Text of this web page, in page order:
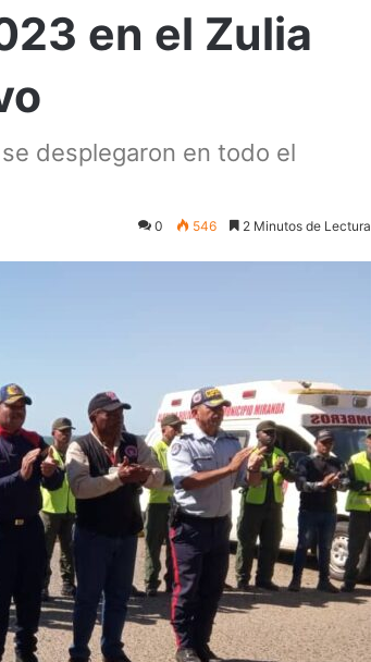
en el Zulia
desplegaron en todo el
0 546 2 Minutos de Lectura